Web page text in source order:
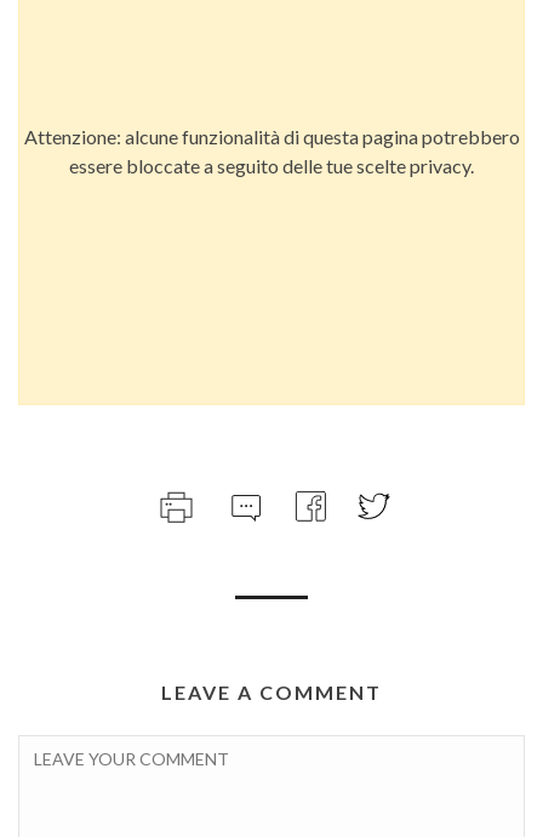
Attenzione: alcune funzionalità di questa pagina potrebbero
essere bloccate a seguito delle tue scelte privacy.
LEAVE A COMMENT